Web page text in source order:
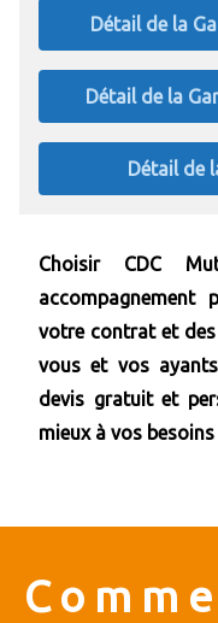
Détail de la
Détail de la
Détail de
Choisir CDC
votre contrat et
vous et vos
devis gratuit et
mieux à vos